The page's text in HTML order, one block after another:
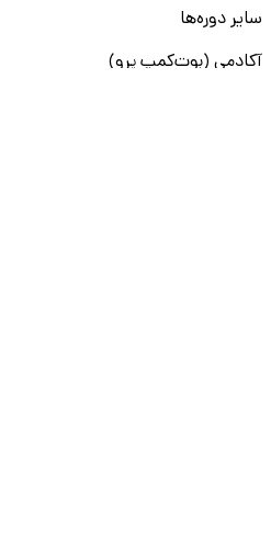
سایر دوره‌ها
آکادمی (بوت‌کمپ پرو)